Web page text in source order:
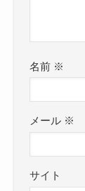
名前 ※
メール ※
サイト